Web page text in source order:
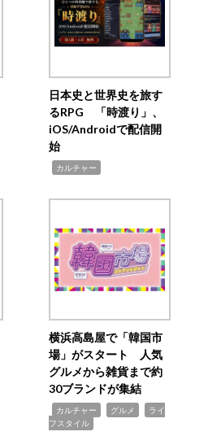
日本史と世界史を旅す
るRPG 「時渡り」、
iOS/Androidで配信開
始
カルチャー
横浜高島屋で「韓国市
場」がスタート 人気
グルメから雑貨まで約
30ブランドが集結
カルチャー グルメ
ライ
フスタイル